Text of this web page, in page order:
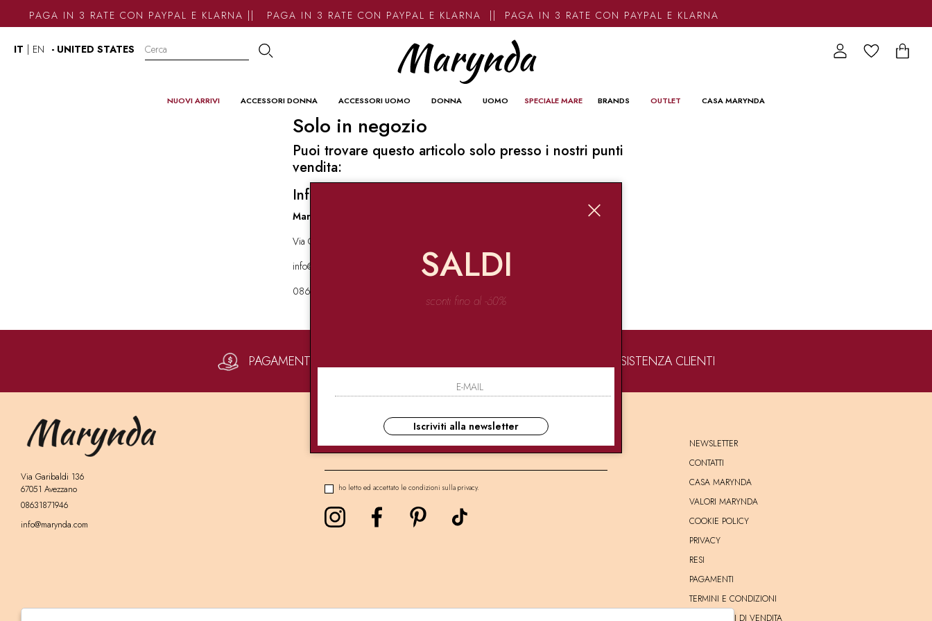
PAGA IN 3 RATE CON PAYPAL E KLARNA || PAGA IN 3 RATE CON PAYPAL E KLARNA || PAGA IN 3 RATE CON PAYPAL E KLARNA
IT EN - UNITED STATES
NUOVI ARRIVI ACCESSORI DONNA ACCESSORI UOMO DONNA UOMO SPECIALE MARE BRANDS OUTLET CASA MARYNDA
Solo in negozio
Puoi trovare questo articolo solo presso i nostri punti
vendita:
Info contatti
Marynda
Via Garibaldi 136 67051 Avezzano
info@marynda.com
08631871946
PAGAMENTI SICURI ASSISTENZA CLIENTI
Via Garibaldi 136
67051 Avezzano
08631871946
info@marynda.com
NEWSLETTER
ho letto ed accettato le condizioni sulla privacy.
NEWSLETTER
CONTATTI
CASA MARYNDA
VALORI MARYNDA
COOKIE POLICY
PRIVACY
RESI
PAGAMENTI
TERMINI E CONDIZIONI
CONDIZIONI DI VENDITA
SALDI
sconti fino al -60%
Iscriviti alla newsletter